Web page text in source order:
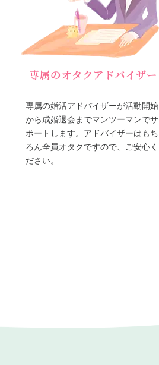
専属のオタクアドバイザー
専属の婚活アドバイザーが活動開始
から成婚退会までマンツーマンでサ
ポートします。アドバイザーはもち
ろん全員オタクですので、ご安心く
ださい。